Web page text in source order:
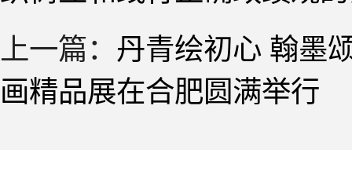
上一篇： 丹青绘初心 翰墨
画精品展在合肥圆满举行